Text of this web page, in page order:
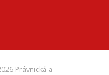
Právnická a